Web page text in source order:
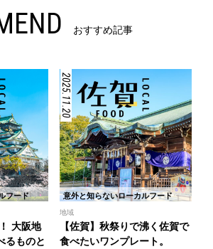
おすすめ記事
フード
大阪地
るものと
2025.11.20
意外と知らないローカルフード
地域
【佐賀】秋祭りで沸く佐賀で
食べたいワンプレート。